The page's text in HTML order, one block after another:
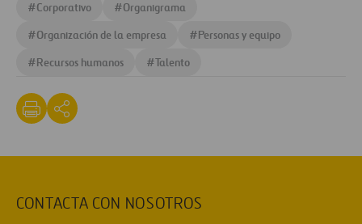
#Corporativo #Organigrama
#Organización de la empresa #Personas y equipo
#Recursos humanos #Talento
CONTACTA CON NOSOTROS